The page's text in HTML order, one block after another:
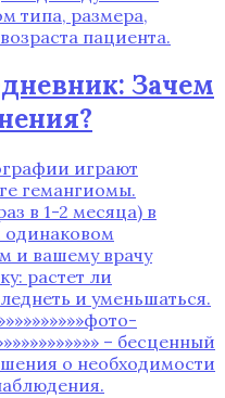
типа‚ размера‚
пациента.
Зачем
играют
гемангиомы.
в 1-2 месяца) в
одинаковом
и вашему врачу
растет ли
и уменьшаться.
– бесценный
о необходимости